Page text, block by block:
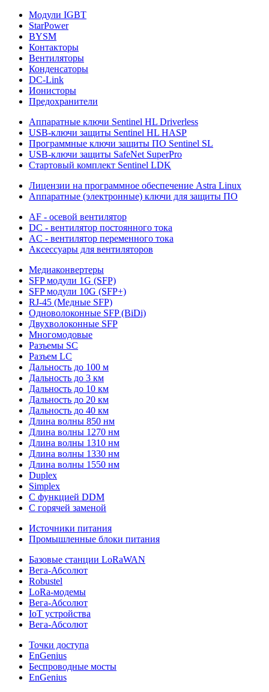
Модули IGBT
StarPower
BYSM
Контакторы
Вентиляторы
Конденсаторы
DC-Link
Ионисторы
Предохранители
Аппаратные ключи Sentinel HL Driverless
USB-ключи защиты Sentinel HL HASP
Программные ключи защиты ПО Sentinel SL
USB-ключи защиты SafeNet SuperPro
Стартовый комплект Sentinel LDK
Лицензии на программное обеспечение Astra Linux
Аппаратные (электронные) ключи для защиты ПО
AF - осевой вентилятор
DC - вентилятор постоянного тока
AC - вентилятор переменного тока
Аксессуары для вентиляторов
Медиаконвертеры
SFP модули 1G (SFP)
SFP модули 10G (SFP+)
RJ-45 (Медные SFP)
Одноволоконные SFP (BiDi)
Двухволоконные SFP
Многомодовые
Разъемы SC
Разъем LC
Дальность до 100 м
Дальность до 3 км
Дальность до 10 км
Дальность до 20 км
Дальность до 40 км
Длина волны 850 нм
Длина волны 1270 нм
Длина волны 1310 нм
Длина волны 1330 нм
Длина волны 1550 нм
Duplex
Simplex
С функцией DDM
С горячей заменой
Источники питания
Промышленные блоки питания
Базовые станции LoRaWAN
Вега-Абсолют
Robustel
LoRa-модемы
Вега-Абсолют
IoT устройства
Вега-Абсолют
Точки доступа
EnGenius
Беспроводные мосты
EnGenius